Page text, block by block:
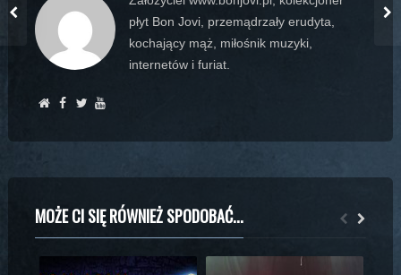
płyt Bon Jovi, przemądrzały erudyta,
kochający mąż, miłośnik muzyki,
internetów i furiat.
MOŻE CI SIĘ RÓWNIEŻ SPODOBAĆ...